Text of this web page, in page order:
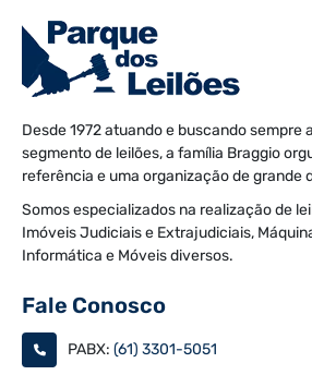
Desde 1972 atuando e buscando sempre
segmento de leilões, a família Braggio
referência e uma organização de grande
Somos especializados na realização de
Imóveis Judiciais e Extrajudiciais,
Informática e Móveis diversos.
Fale Conosco
PABX: (61) 3301-5051